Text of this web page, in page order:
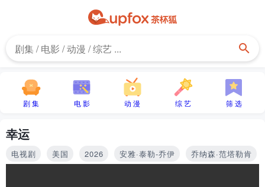
剧 集 电 影 动 漫 综 艺 筛 选
幸运
电视剧 美国 2026 安雅·泰勒-乔伊 乔纳森·范塔勒肯